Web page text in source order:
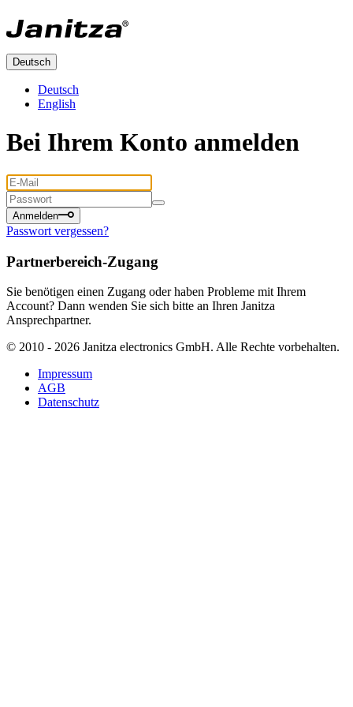
Deutsch
Deutsch
English
Bei Ihrem Konto anmelden
Anmelden
Passwort vergessen?
Partnerbereich-Zugang
Sie benötigen einen Zugang oder haben Probleme mit Ihrem
Account? Dann wenden Sie sich bitte an Ihren Janitza
Ansprechpartner.
© 2010 - 2026 Janitza electronics GmbH. Alle Rechte vorbehalten.
Impressum
AGB
Datenschutz